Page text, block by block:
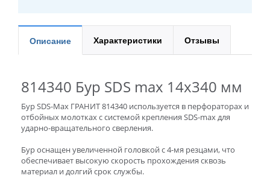
Описание Характеристики Отзывы
814340 Бур SDS max 14x340 мм
Бур SDS-Max ГРАНИТ 814340 используется в перфораторах и
отбойных молотках с системой крепления SDS-max для
ударно-вращательного сверления.
Бур оснащен увеличенной головкой с 4-мя резцами, что
обеспечивает высокую скорость прохождения сквозь
материал и долгий срок службы.